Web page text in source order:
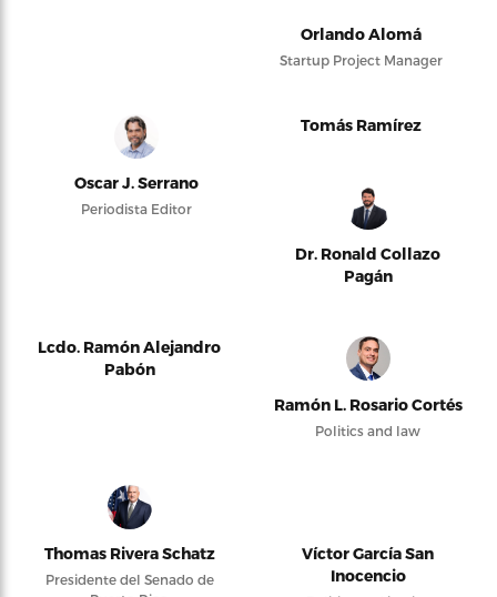
Orlando Alomá
Startup Project Manager
Oscar J. Serrano
Periodista Editor
Tomás Ramírez
Dr. Ronald Collazo
Pagán
Lcdo. Ramón Alejandro
Pabón
Ramón L. Rosario Cortés
Politics and law
Thomas Rivera Schatz
Presidente del Senado de
Víctor García San
Inocencio